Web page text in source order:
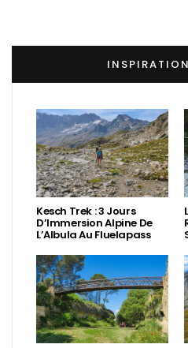
Kesch Trek : 3 Jours
D’Immersion Alpine De
L’Albula Au Fluelapass